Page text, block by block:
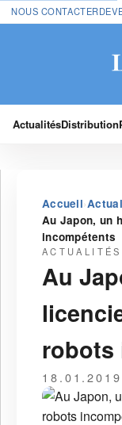
NOUS CONTACTER
ActualitésDistribution
Accueil›
Au Japon, un
incompétents
ACTUALITÉS
Au
robots
18.01.2019